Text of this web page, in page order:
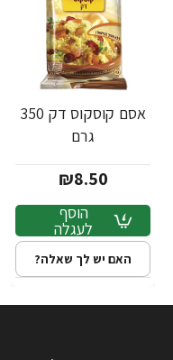
אסם קוסקוס דק 350
גרם
₪8.50
הוסף
לעגלה
האם יש לך שאלה?